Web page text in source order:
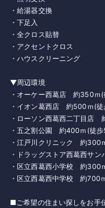
・給湯器交換
・下足入
・全クロス貼替
・アクセントクロス
・ハウスクリーニング
▼周辺環境
・オーケー西葛店 約350ｍ(
・イオン葛西店 約500ｍ(徒
・ローソン西葛西二丁目店
・五之割公園 約400ｍ(徒歩
・江戸川クリニック 約300
・ドラッグストア西葛西サ
・区立西葛西小学校 約300
・区立西葛西中学校 約700
■ご希望の住まい探しをお